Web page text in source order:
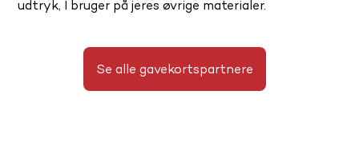
udtryk, I bruger på jeres øvrige materialer.
Se alle gavekortspartnere